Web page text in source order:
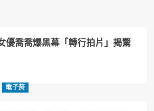
優喬喬爆黑幕「轉行拍片」揭驚
電子菸